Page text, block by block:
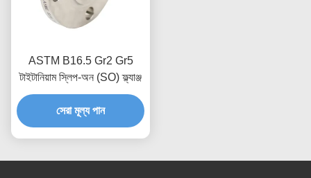
ASTM B16.5 Gr2 Gr5
টাইটানিয়াম স্লিপ-অন (SO) ফ্ল্যাঞ্জ
সেরা মূল্য পান